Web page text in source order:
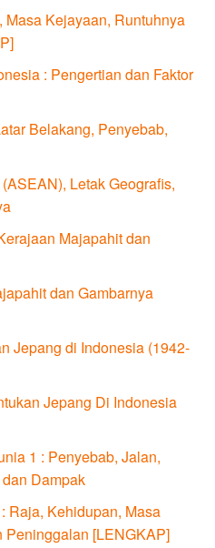
Masa Kejayaan, Runtuhnya
: Pengertian dan Faktor
Belakang, Penyebab,
Letak Geografis,
Majapahit dan
dan Gambarnya
Jepang di Indonesia (1942-
Jepang Di Indonesia
1 : Penyebab, Jalan,
Dampak
Raja, Kehidupan, Masa
Peninggalan [LENGKAP]